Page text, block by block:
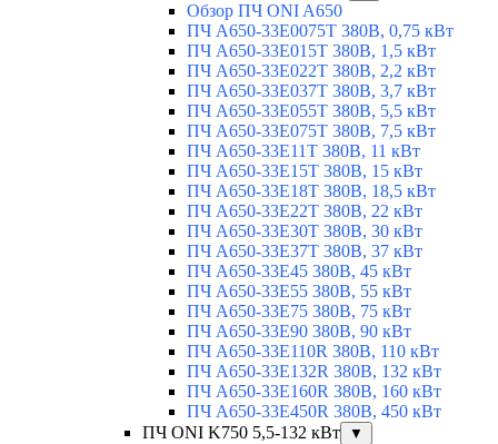
Обзор ПЧ ONI A650
ПЧ A650-33E0075T 380В, 0,75 кВт
ПЧ A650-33E015T 380В, 1,5 кВт
ПЧ A650-33E022T 380В, 2,2 кВт
ПЧ A650-33E037T 380В, 3,7 кВт
ПЧ A650-33E055T 380В, 5,5 кВт
ПЧ A650-33E075T 380В, 7,5 кВт
ПЧ A650-33E11T 380В, 11 кВт
ПЧ A650-33E15T 380В, 15 кВт
ПЧ A650-33E18T 380В, 18,5 кВт
ПЧ A650-33E22T 380В, 22 кВт
ПЧ A650-33E30T 380В, 30 кВт
ПЧ A650-33E37T 380В, 37 кВт
ПЧ A650-33E45 380В, 45 кВт
ПЧ A650-33E55 380В, 55 кВт
ПЧ A650-33E75 380В, 75 кВт
ПЧ A650-33E90 380В, 90 кВт
ПЧ A650-33E110R 380В, 110 кВт
ПЧ A650-33E132R 380В, 132 кВт
ПЧ A650-33E160R 380В, 160 кВт
ПЧ A650-33E450R 380В, 450 кВт
ПЧ ONI K750 5,5-132 кВт
▼